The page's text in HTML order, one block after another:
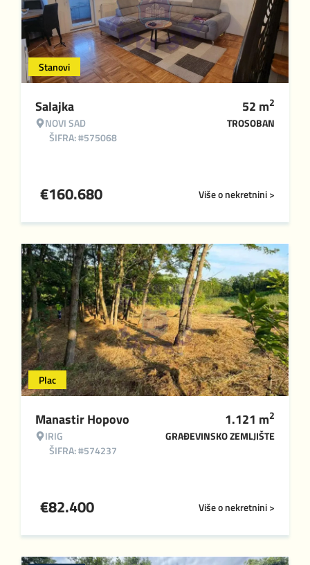
Stanovi
Salajka
NOVI SAD
ŠIFRA: #575068
52 m2
TROSOBAN
Više o nekretnini >
€160.680
Plac
Manastir Hopovo
IRIG
ŠIFRA: #574237
1.121 m2
GRAĐEVINSKO ZEMLJIŠTE
Više o nekretnini >
€82.400